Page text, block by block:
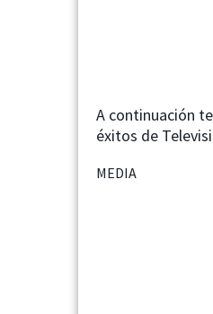
A continuación
éxitos de
MEDIA